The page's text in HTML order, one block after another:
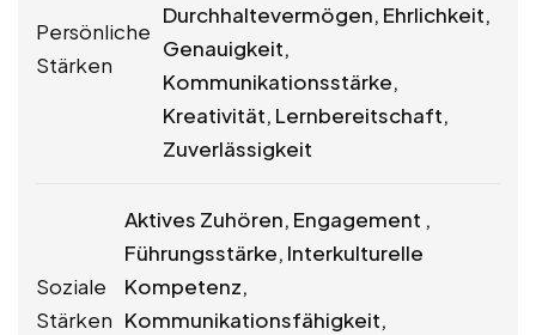
Persönliche
Stärken
Durchhaltevermögen, Ehrlichkeit,
Genauigkeit,
Kommunikationsstärke,
Kreativität, Lernbereitschaft,
Zuverlässigkeit
Soziale
Stärken
Aktives Zuhören, Engagement ,
Führungsstärke, Interkulturelle
Kompetenz,
Kommunikationsfähigkeit,